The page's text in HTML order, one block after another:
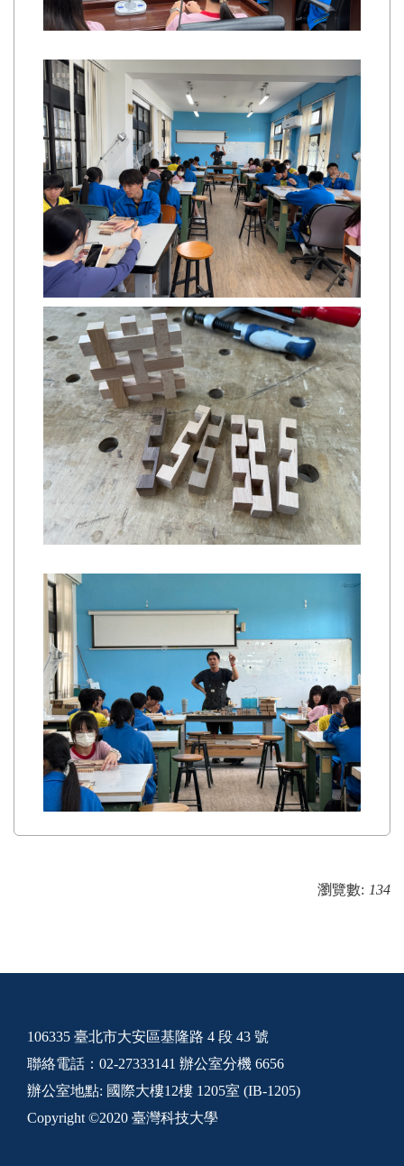
瀏覽數: 134
106335 臺北市大安區基隆路 4 段 43 號
聯絡電話：02-27333141 辦公室分機 6656
辦公室地點: 國際大樓12樓 1205室 (IB-1205)
Copyright ©2020 臺灣科技大學